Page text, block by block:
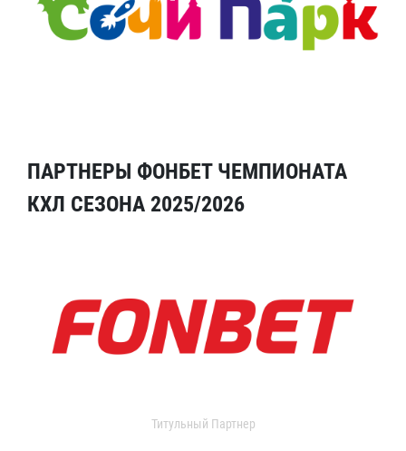
ПАРТНЕРЫ ФОНБЕТ ЧЕМПИОНАТА
КХЛ СЕЗОНА 2025/2026
Титульный Партнер